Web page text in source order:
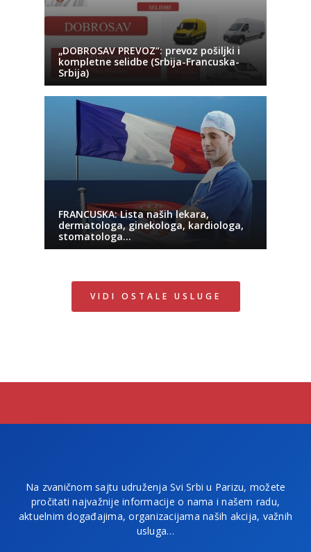
„DOBROSAV PREVOZ“: prevoz pošiljki i
kompletne selidbe (Srbija-Francuska-
Srbija)
FRANCUSKA: Lista naših lekara,
dermatologa, ginekologa, kardiologa,
stomatologa…
VIDI OSTALE USLUGE
Na zvaničnom sajtu udruženja Svi Srbi u Parizu, možete
pročitati najvažnije informacije o nama i našem radu,
aktuelnim događajima, organizacijama naših akcija, važnih
usluga…